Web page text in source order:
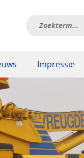
Impressie